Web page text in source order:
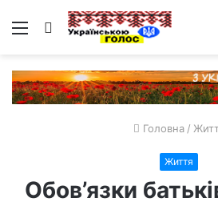
Меню Пошук
Головна /
Життя
Обов’язки